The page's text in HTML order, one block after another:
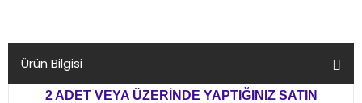
Ürün Bilgisi
2 ADET VEYA ÜZERİNDE YAPTIĞINIZ SATIN